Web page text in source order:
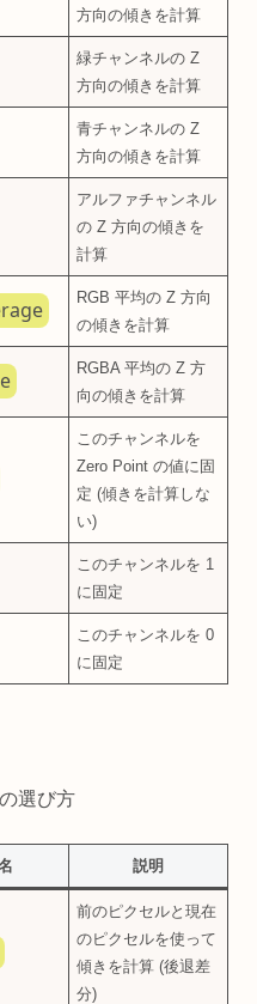
方向の傾きを計算
緑チャンネルの Z
方向の傾きを計算
青チャンネルの Z
方向の傾きを計算
アルファチャンネル
の Z 方向の傾きを
計算
RGB 平均の Z 方向
の傾きを計算
RGBA 平均の Z 方
向の傾きを計算
このチャンネルを
Zero Point の値に固
定 (傾きを計算しな
い)
このチャンネルを 1
に固定
このチャンネルを 0
に固定
選び方
説明
前のピクセルと現在
のピクセルを使って
傾きを計算 (後退差
分)